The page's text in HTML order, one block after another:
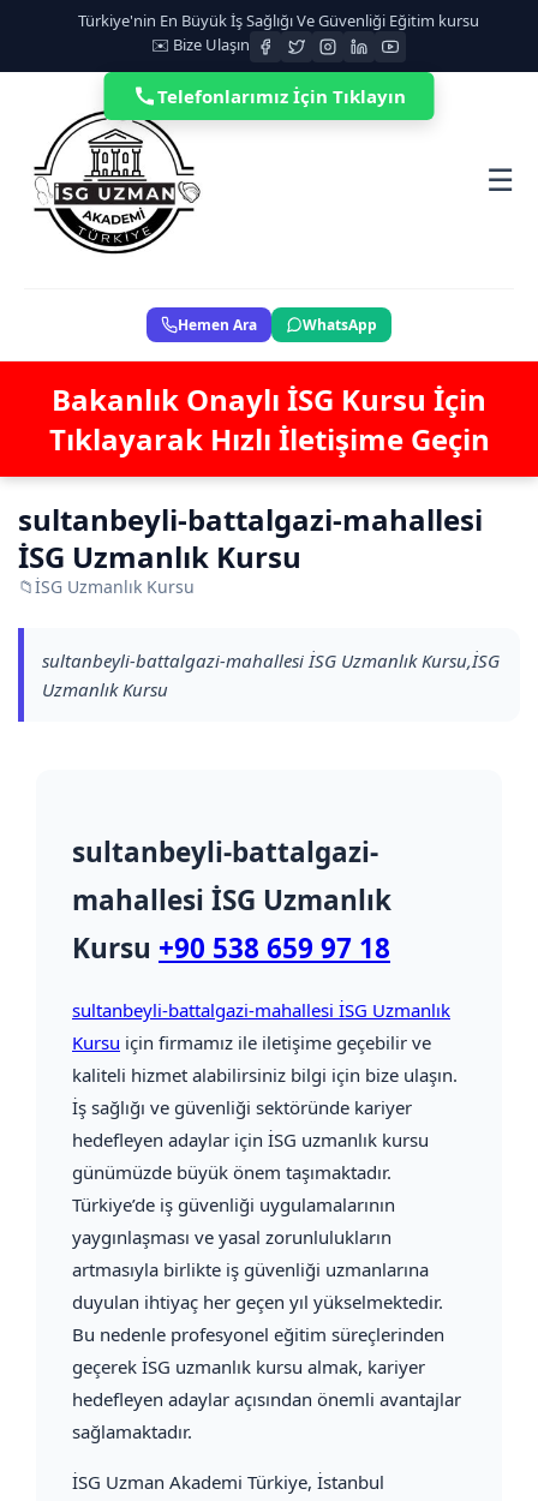
Türkiye'nin En Büyük İş Sağlığı Ve Güvenliği Eğitim kursu
✉️ Bize Ulaşın
☰
Hemen Ara WhatsApp
Bakanlık Onaylı İSG Kursu İçin
Tıklayarak Hızlı İletişime Geçin
sultanbeyli-battalgazi-mahallesi
İSG Uzmanlık Kursu
📁İSG Uzmanlık Kursu
sultanbeyli-battalgazi-mahallesi İSG Uzmanlık Kursu,İSG
Uzmanlık Kursu
sultanbeyli-battalgazi-
mahallesi İSG Uzmanlık
Kursu +90 538 659 97 18
sultanbeyli-battalgazi-mahallesi İSG Uzmanlık
Kursu için firmamız ile iletişime geçebilir ve
kaliteli hizmet alabilirsiniz bilgi için bize ulaşın.
İş sağlığı ve güvenliği sektöründe kariyer
hedefleyen adaylar için İSG uzmanlık kursu
günümüzde büyük önem taşımaktadır.
Türkiye’de iş güvenliği uygulamalarının
yaygınlaşması ve yasal zorunlulukların
artmasıyla birlikte iş güvenliği uzmanlarına
duyulan ihtiyaç her geçen yıl yükselmektedir.
Bu nedenle profesyonel eğitim süreçlerinden
geçerek İSG uzmanlık kursu almak, kariyer
hedefleyen adaylar açısından önemli avantajlar
sağlamaktadır.
İSG Uzman Akademi Türkiye, İstanbul
Telefonlarımız İçin Tıklayın